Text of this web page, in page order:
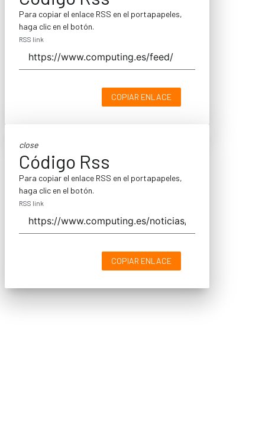
Para copiar el enlace RSS en el portapapeles,
haga clic en el botón.
RSS link
COPIAR ENLACE
close
Código Rss
Para copiar el enlace RSS en el portapapeles,
haga clic en el botón.
RSS link
COPIAR ENLACE